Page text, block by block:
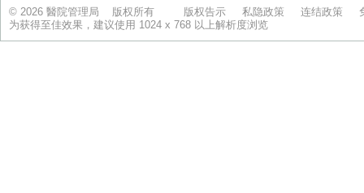
© 2026 醫院管理局 版权所有 版权告示 私隐政策 连结政策
为获得至佳效果，建议使用 1024 x 768 以上解析度浏览